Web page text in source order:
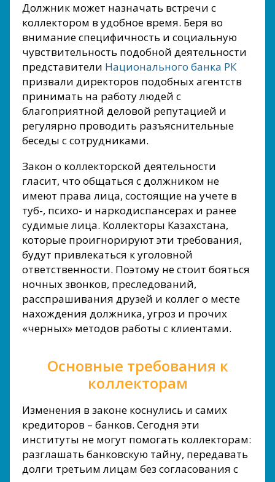
Должник может назначать встречи с
коллектором в удобное время. Беря во
внимание специфичность и социальную
чувствительность подобной деятельности
представители Национального банка РК
призвали директоров подобных агентств
принимать на работу людей с
благоприятной деловой репутацией и
регулярно проводить разъяснительные
беседы с сотрудниками.
Закон о коллекторской деятельности
гласит, что общаться с должником не
имеют права лица, состоящие на учете в
туб-, психо- и наркодиспансерах и ранее
судимые лица. Коллекторы Казахстана,
которые проигнорируют эти требования,
будут привлекаться к уголовной
ответственности. Поэтому не стоит бояться
ночных звонков, преследований,
расспрашивания друзей и коллег о месте
нахождения должника, угроз и прочих
«черных» методов работы с клиентами.
Основные требования к
коллекторам
Изменения в законе коснулись и самих
кредиторов – банков. Сегодня эти
институты не могут помогать коллекторам:
разглашать банковскую тайну, передавать
долги третьим лицам без согласования с